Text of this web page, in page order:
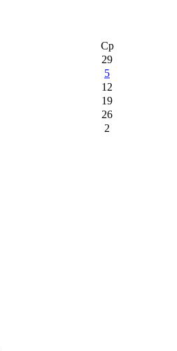
Ср
29
5
12
19
26
2